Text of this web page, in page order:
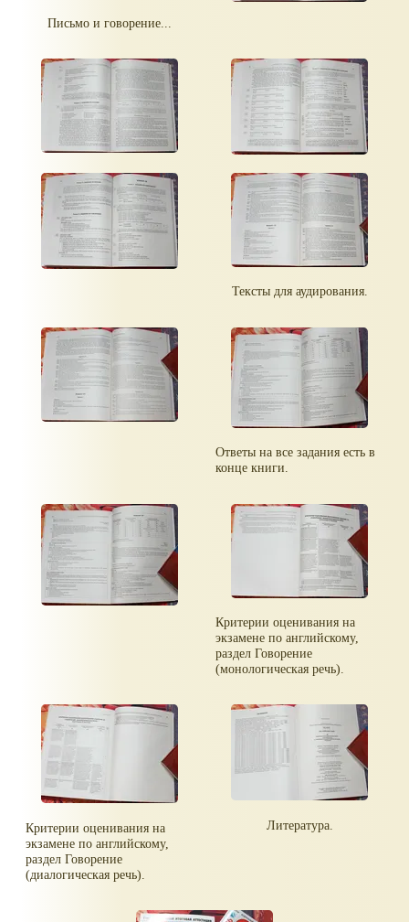
Письмо и говорение...
Тексты для аудирования.
Ответы на все задания есть в
конце книги.
Критерии оценивания на
экзамене по английскому,
раздел Говорение
(монологическая речь).
Критерии оценивания на
экзамене по английскому,
раздел Говорение
(диалогическая речь).
Литература.